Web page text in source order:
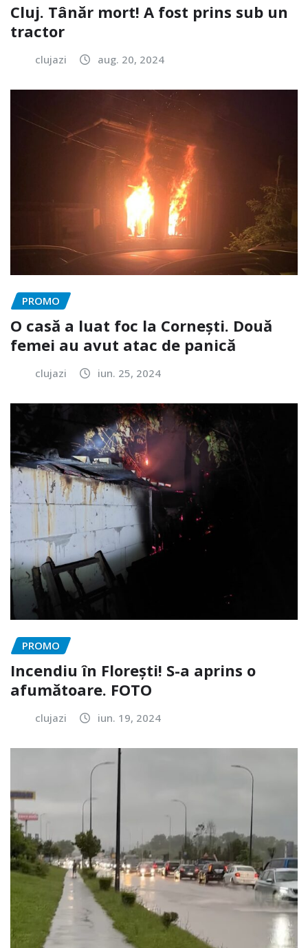
Cluj. Tânăr mort! A fost prins sub un
tractor
clujazi aug. 20, 2024
PROMO
O casă a luat foc la Cornești. Două
femei au avut atac de panică
clujazi iun. 25, 2024
PROMO
Incendiu în Florești! S-a aprins o
afumătoare. FOTO
clujazi iun. 19, 2024